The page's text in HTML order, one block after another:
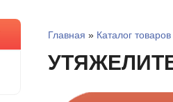
Главная » Каталог товаров